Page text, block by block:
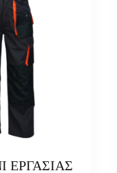
ΕΡΓΑΣΙΑΣ